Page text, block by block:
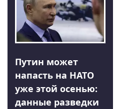
Путин может
напасть на НАТО
уже этой осенью:
данные разведки